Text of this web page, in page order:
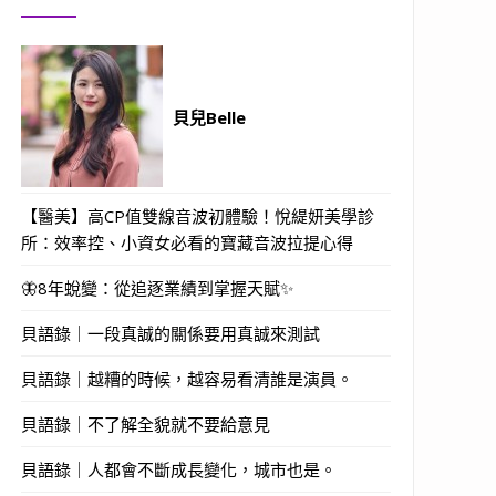
貝兒Belle
【醫美】高CP值雙線音波初體驗！悅緹妍美學診
所：效率控、小資女必看的寶藏音波拉提心得
🦋8年蛻變：從追逐業績到掌握天賦✨
貝語錄｜一段真誠的關係要用真誠來測試
貝語錄｜越糟的時候，越容易看清誰是演員。
貝語錄｜不了解全貌就不要給意見
貝語錄｜人都會不斷成長變化，城市也是。